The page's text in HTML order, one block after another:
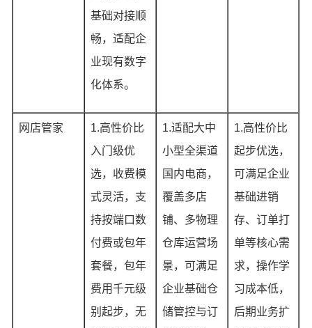
基础对接顺
畅，适配企
业现有数字
化体系。
网店管家
1.高性价比
入门级优
选，收费模
式灵活，支
持按端口数
付费或包年
套餐，包年
费用千元级
别起步，无
1.适配大中
小型全渠道
国内电商，
覆盖多店
铺、多物理
仓库运营场
景，可满足
企业基础仓
储管控与订
1.高性价比
起步优选，
可满足企业
基础进销
存、订单打
单等核心需
求，操作学
习成本低，
后期业务扩